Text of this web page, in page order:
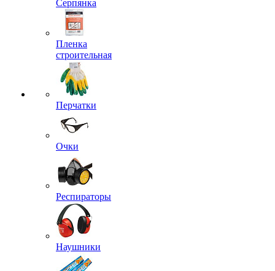
Серпянка
Пленка
строительная
Перчатки
Очки
Респираторы
Наушники